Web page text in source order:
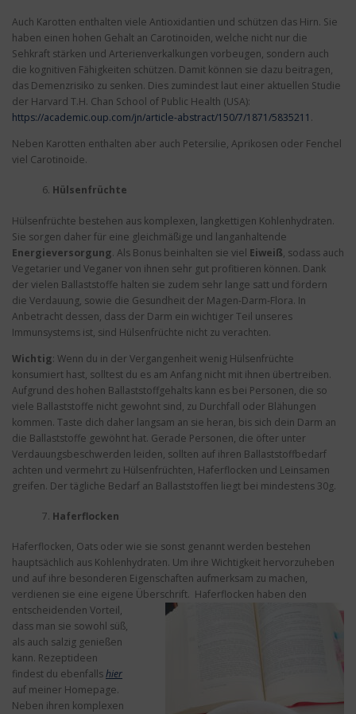
Auch Karotten enthalten viele Antioxidantien und schützen das Hirn. Sie
haben einen hohen Gehalt an Carotinoiden, welche nicht nur die
Sehkraft stärken und Arterienverkalkungen vorbeugen, sondern auch
die kognitiven Fähigkeiten schützen. Damit können sie dazu beitragen,
das Demenzrisiko zu senken. Dies zumindest laut einer aktuellen Studie
der Harvard T.H. Chan School of Public Health (USA):
https://academic.oup.com/jn/article-abstract/150/7/1871/5835211 .
Neben Karotten enthalten aber auch Petersilie, Aprikosen oder Fenchel
viel Carotinoide.
Hülsenfrüchte
Hülsenfrüchte bestehen aus komplexen, langkettigen Kohlenhydraten.
Sie sorgen daher für eine gleichmäßige und langanhaltende
Energieversorgung. Als Bonus beinhalten sie viel Eiweiß, sodass auch
Vegetarier und Veganer von ihnen sehr gut profitieren können. Dank
der vielen Ballaststoffe halten sie zudem sehr lange satt und fördern
die Verdauung, sowie die Gesundheit der Magen-Darm-Flora. In
Anbetracht dessen, dass der Darm ein wichtiger Teil unseres
Immunsystems ist, sind Hülsenfrüchte nicht zu verachten.
Wichtig: Wenn du in der Vergangenheit wenig Hülsenfrüchte
konsumiert hast, solltest du es am Anfang nicht mit ihnen übertreiben.
Aufgrund des hohen Ballaststoffgehalts kann es bei Personen, die so
viele Ballaststoffe nicht gewohnt sind, zu Durchfall oder Blähungen
kommen. Taste dich daher langsam an sie heran, bis sich dein Darm an
die Ballaststoffe gewöhnt hat. Gerade Personen, die öfter unter
Verdauungsbeschwerden leiden, sollten auf ihren Ballaststoffbedarf
achten und vermehrt zu Hülsenfrüchten, Haferflocken und Leinsamen
greifen. Der tägliche Bedarf an Ballaststoffen liegt bei mindestens 30g.
Haferflocken
Haferflocken, Oats oder wie sie sonst genannt werden bestehen
hauptsächlich aus Kohlenhydraten. Um ihre Wichtigkeit hervorzuheben
und auf ihre besonderen Eigenschaften aufmerksam zu machen,
verdienen sie eine eigene Überschrift. Haferflocken haben den
entscheidenden Vorteil,
dass man sie sowohl süß,
als auch salzig genießen
kann. Rezeptideen
findest du ebenfallshier
auf meiner Homepage.
Neben ihren komplexen